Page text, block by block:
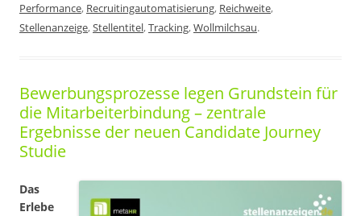
Performance, Recruitingautomatisierung, Reichweite,
Stellenanzeige,Stellentitel,Tracking,Wollmilchsau.
Bewerbungsprozesse legen Grundstein für
die Mitarbeiterbindung – zentrale
Ergebnisse der neuen Candidate Journey
Studie
Das
Erlebe